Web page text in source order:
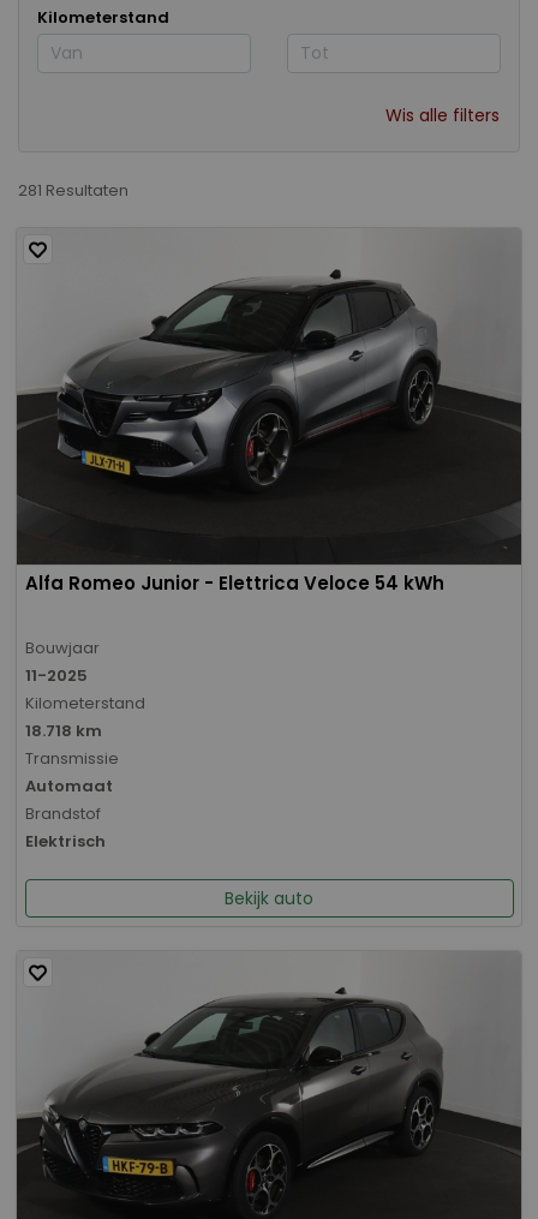
Kilometerstand
Wis alle filters
281 Resultaten
Alfa Romeo Junior - Elettrica Veloce 54 kWh
Bouwjaar
11-2025
Kilometerstand
18.718 km
Transmissie
Automaat
Brandstof
Elektrisch
Bekijk auto